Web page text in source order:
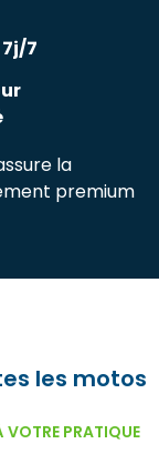
7
la
premium
les motos
VOTRE PRATIQUE